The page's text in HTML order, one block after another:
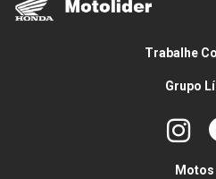
Trabalhe
Grupo
Motos